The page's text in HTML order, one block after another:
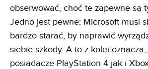
obserwować, choć te zapewne są
Jedno jest pewne: Microsoft musi
bardzo starać, by naprawić
siebie szkody. A to z kolei
posiadacze PlayStation 4 jak i